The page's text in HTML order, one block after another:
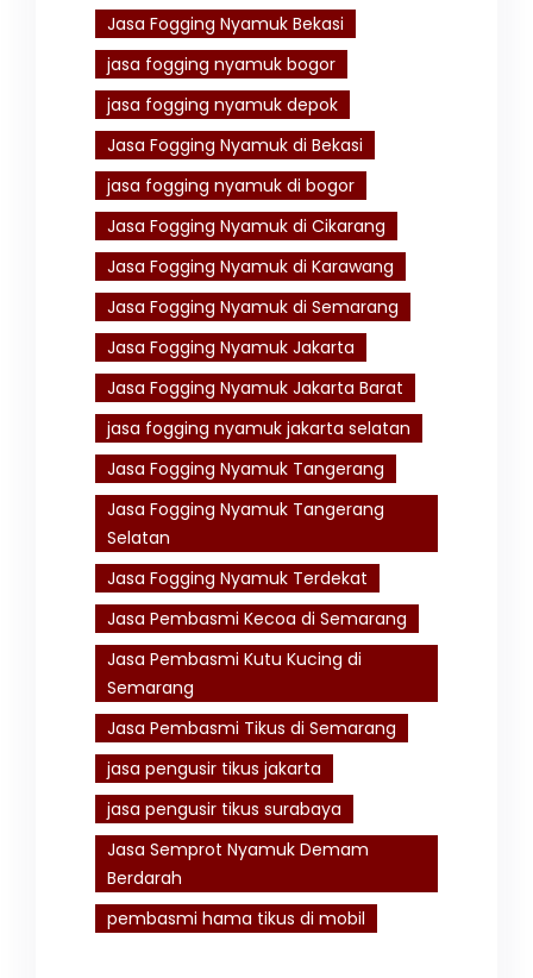
Jasa Fogging Nyamuk Bekasi
jasa fogging nyamuk bogor
jasa fogging nyamuk depok
Jasa Fogging Nyamuk di Bekasi
jasa fogging nyamuk di bogor
Jasa Fogging Nyamuk di Cikarang
Jasa Fogging Nyamuk di Karawang
Jasa Fogging Nyamuk di Semarang
Jasa Fogging Nyamuk Jakarta
Jasa Fogging Nyamuk Jakarta Barat
jasa fogging nyamuk jakarta selatan
Jasa Fogging Nyamuk Tangerang
Jasa Fogging Nyamuk Tangerang
Selatan
Jasa Fogging Nyamuk Terdekat
Jasa Pembasmi Kecoa di Semarang
Jasa Pembasmi Kutu Kucing di
Semarang
Jasa Pembasmi Tikus di Semarang
jasa pengusir tikus jakarta
jasa pengusir tikus surabaya
Jasa Semprot Nyamuk Demam
Berdarah
pembasmi hama tikus di mobil